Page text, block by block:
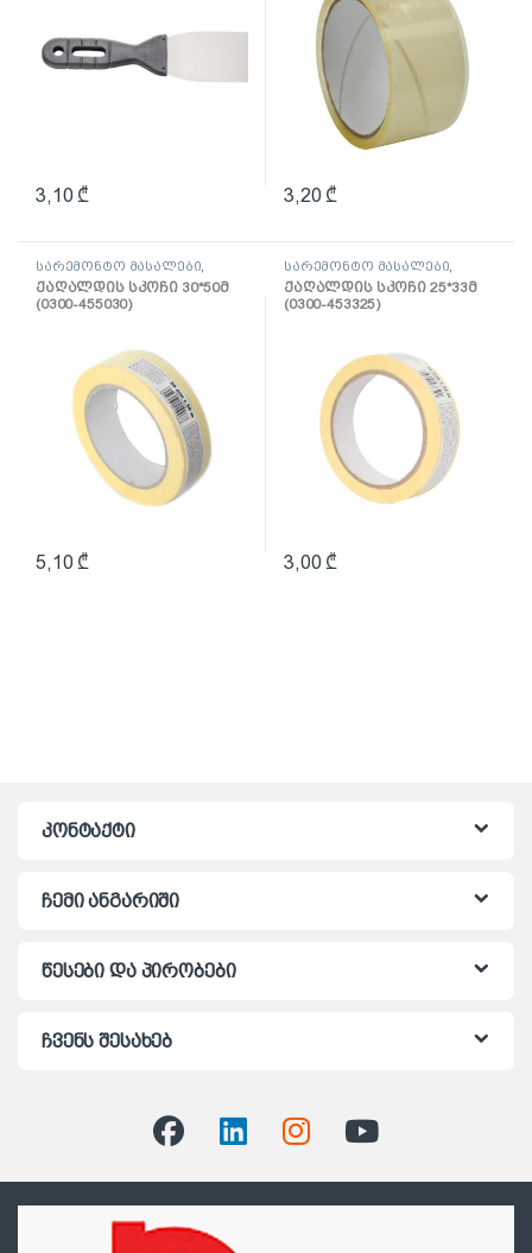
3,10 ₾ 3,20 ₾
სარემონტო მასალები
ლენტი
ქაღალდის სკოჩი 30*50მ
(0300-455030)
5,10 ₾
სარემონტო მასალები
ლენტი
ქაღალდის სკოჩი 25*33მ
(0300-453325)
3,00 ₾
კონტაქტი
ჩემი ანგარიში
წესები და პირობები
ჩვენს შესახებ